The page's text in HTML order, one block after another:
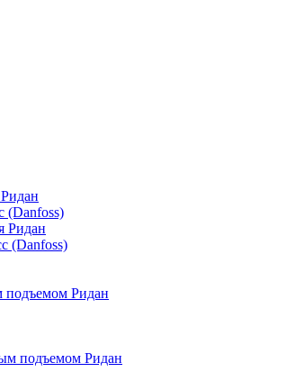
(Danfoss)
Ридан
(Danfoss)
подъемом Ридан
подъемом Ридан